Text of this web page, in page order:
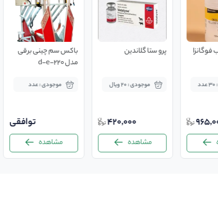
پرو ستا گلاندين
موجودی : 20 ویال
باکس سم چینی برقی
موجودی : عدد
هواده